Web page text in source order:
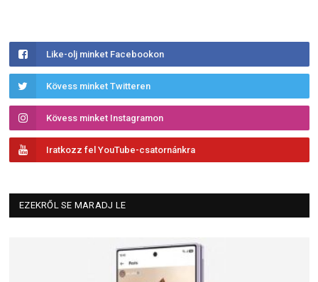
Like-olj minket Facebookon
Kövess minket Twitteren
Kövess minket Instagramon
Iratkozz fel YouTube-csatornánkra
EZEKRŐL SE MARADJ LE